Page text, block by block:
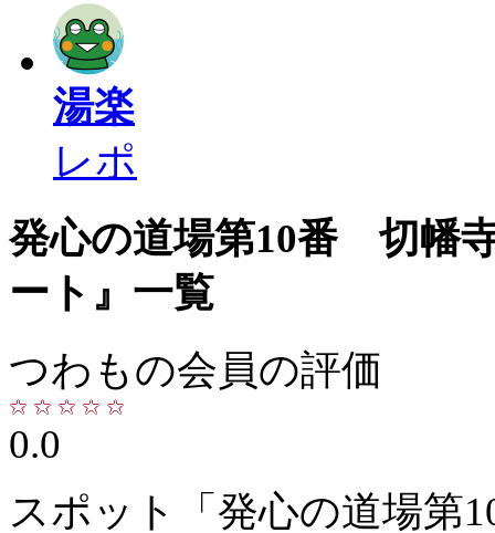
湯楽
レポ
発心の道場第10番 切幡
ート』一覧
つわもの会員の評価
0.0
スポット「発心の道場